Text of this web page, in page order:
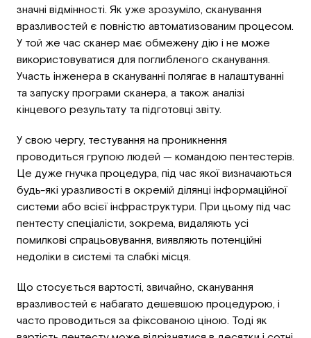
значні відмінності. Як уже зрозуміло, сканування
вразливостей є повністю автоматизованим процесом.
У той же час сканер має обмежену дію і не може
використовуватися для поглибленого сканування.
Участь інженера в скануванні полягає в налаштуванні
та запуску програми сканера, а також аналізі
кінцевого результату та підготовці звіту.
У свою чергу, тестування на проникнення
проводиться групою людей — командою пентестерів.
Це дуже гнучка процедура, під час якої визначаються
будь-які уразливості в окремій ділянці інформаційної
системи або всієї інфраструктури. При цьому під час
пентесту спеціалісти, зокрема, видаляють усі
помилкові спрацьовування, виявляють потенційні
недоліки в системі та слабкі місця.
Що стосується вартості, звичайно, сканування
вразливостей є набагато дешевшою процедурою, і
часто проводиться за фіксованою ціною. Тоді як